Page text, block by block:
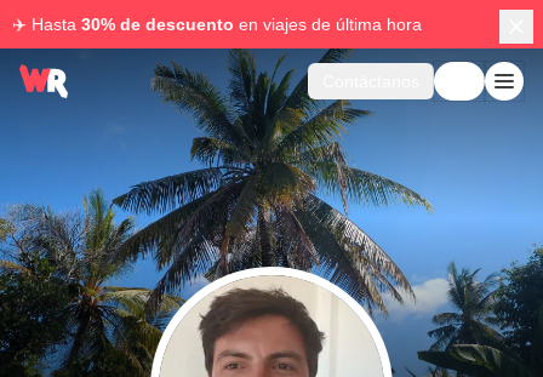
✈️ Hasta 30% de descuento en viajes de última hora